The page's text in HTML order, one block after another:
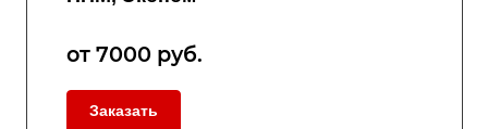
от 7000 руб.
Заказать